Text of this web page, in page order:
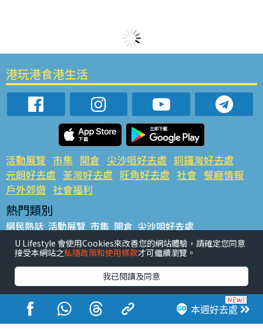
本週好去處
港玩港食港生活
活動展覽 市集 開倉 尖沙咀好去處 銅鑼灣好去處
元朗好去處 荃灣好去處 旺角好去處 社會 餐廳情報
戶外郊遊 社會福利
熱門類別
網民熱話 活動展覽 市集 開倉 尖沙咀好去處
銅鑼灣好去處 元朗好去處 荃灣好去處 旺角好去處 社會
餐廳情報 戶外郊遊
熱門標籤
#UGO搵好去處 #人氣活動推介 #美食社群熱話
#親子玩樂好去處
#ULifestyle應用程式
#限時搶
#UJetso禮物放送
#ULifestyle商戶中心 #著數
U Lifestyle 會使用Cookies來改善您的網站體驗，請確定您同意
接受本網站之私隱政策和使用條款才可繼續瀏覽。
我已閱讀及同意